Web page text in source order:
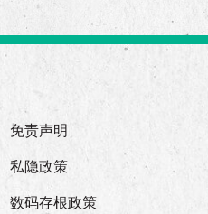
免责声明
私隐政策
数码存根政策